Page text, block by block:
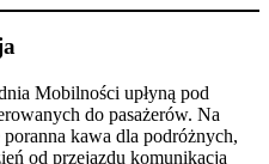
Mobilności upłyną pod
do pasażerów. Na
kawa dla podróżnych,
od przejazdu komunikacją